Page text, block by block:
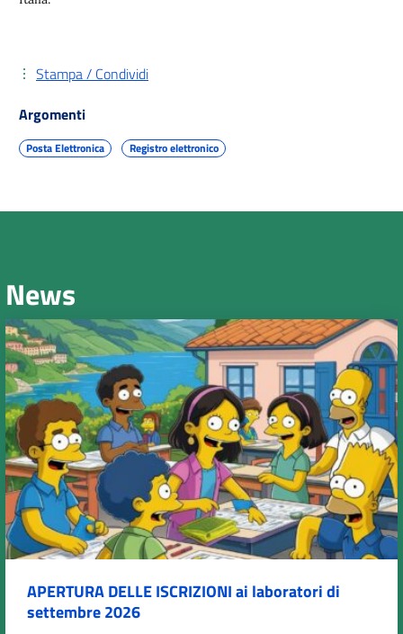
Stampa / Condividi
Argomenti
Posta Elettronica Registro elettronico
News
APERTURA DELLE ISCRIZIONI ai laboratori di
settembre 2026